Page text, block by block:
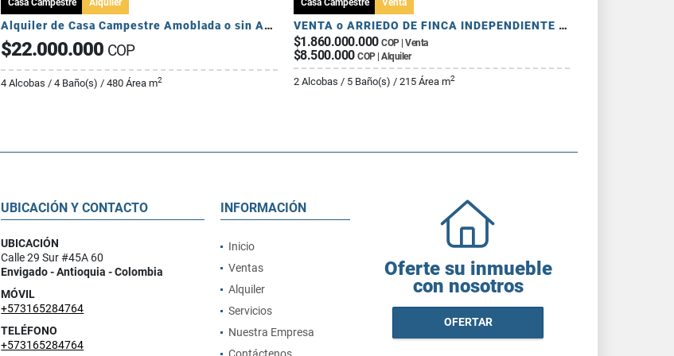
Casa Campestre Alquiler
Alquiler de Casa Campestre Amoblada o sin Amoblar Alto de las Palmas
$22.000.000 COP
4 Alcobas / 4 Baño(s) / 480 Área m2
Casa Campestre Venta
VENTA o ARRIEDO DE FINCA INDEPENDIENTE EN GUARNE VEREDA LA MOSQUITA
$1.860.000.000COP | Venta
$8.500.000COP | Alquiler
2 Alcobas / 5 Baño(s) / 215 Área m2
UBICACIÓN Y CONTACTO
UBICACIÓN
Calle 29 Sur #45A 60
Envigado - Antioquia - Colombia
MÓVIL
+573165284764
TELÉFONO
+573165284764
INFORMACIÓN
Inicio
Ventas
Alquiler
Servicios
Nuestra Empresa
Oferte su inmueble
con nosotros
OFERTAR